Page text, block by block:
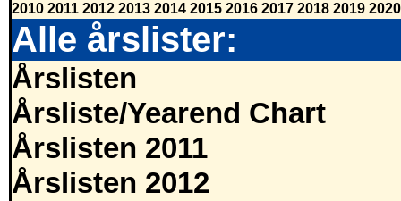
2010 2011 2012 2013 2014 2015 2016 2017 2018 2019 2020
Alle årslister:
Årslisten
Årsliste/Yearend Chart
Årslisten 2011
Årslisten 2012